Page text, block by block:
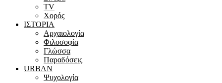
ΤV
Χορός
ΙΣΤΟΡΙΑ
Αρχαιολογία
Φιλοσοφία
Γλώσσα
Παραδόσεις
URBAN
Ψυχολογία